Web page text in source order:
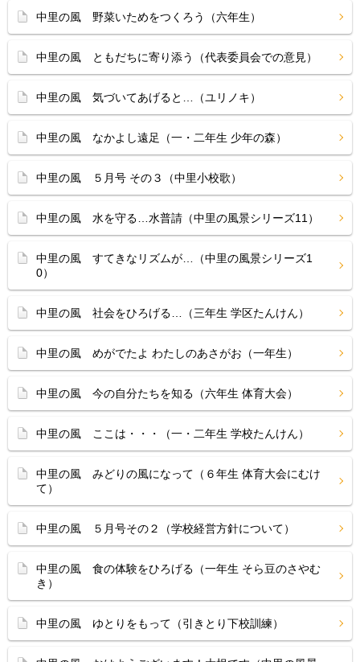
中里の風 野菜いためをつくろう（六年生）
中里の風 ともだちに寄り添う（代表委員会での意見）
中里の風 気づいてあげると…（ユリノキ）
中里の風 なかよし遠足（一・二年生 少年の森）
中里の風 ５月号 その３（中里小校歌）
中里の風 水を守る…水普請（中里の風景シリーズ11）
中里の風 すてきなリズムが…（中里の風景シリーズ1
0）
中里の風 社会をひろげる…（三年生 学区たんけん）
中里の風 めがでたよ わたしのあさがお（一年生）
中里の風 今の自分たちを知る（六年生 体育大会）
中里の風 ここは・・・（一・二年生 学校たんけん）
中里の風 みどりの風になって（６年生 体育大会にむけ
て）
中里の風 ５月号その２（学校経営方針について）
中里の風 食の体験をひろげる（一年生 そら豆のさやむ
き）
中里の風 ゆとりをもって（引きとり下校訓練）